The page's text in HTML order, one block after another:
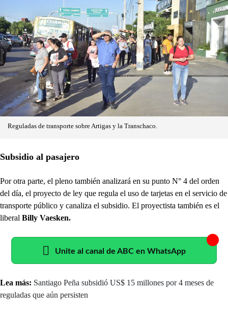
Reguladas de transporte sobre Artigas y la Transchaco.
Subsidio al pasajero
Por otra parte, el pleno también analizará en su punto N° 4 del orden
del día, el proyecto de ley que regula el uso de tarjetas en el servicio de
transporte público y canaliza el subsidio. El proyectista también es el
liberal Billy Vaesken.
Unite al canal de ABC en WhatsApp
Lea más: Santiago Peña subsidió US$ 15 millones por 4 meses de
reguladas que aún persisten